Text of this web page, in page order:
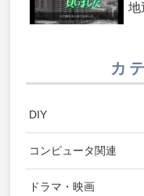
地
カ
DIY
コンピュータ関連
ドラマ・映画